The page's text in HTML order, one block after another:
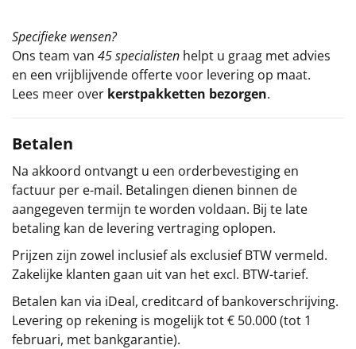
Specifieke wensen?
Ons team van 45 specialisten helpt u graag met advies
en een vrijblijvende offerte voor levering op maat.
Lees meer over kerstpakketten bezorgen.
Betalen
Na akkoord ontvangt u een orderbevestiging en
factuur per e-mail. Betalingen dienen binnen de
aangegeven termijn te worden voldaan. Bij te late
betaling kan de levering vertraging oplopen.
Prijzen zijn zowel inclusief als exclusief BTW vermeld.
Zakelijke klanten gaan uit van het excl. BTW-tarief.
Betalen kan via iDeal, creditcard of bankoverschrijving.
Levering op rekening is mogelijk tot € 50.000 (tot 1
februari, met bankgarantie).